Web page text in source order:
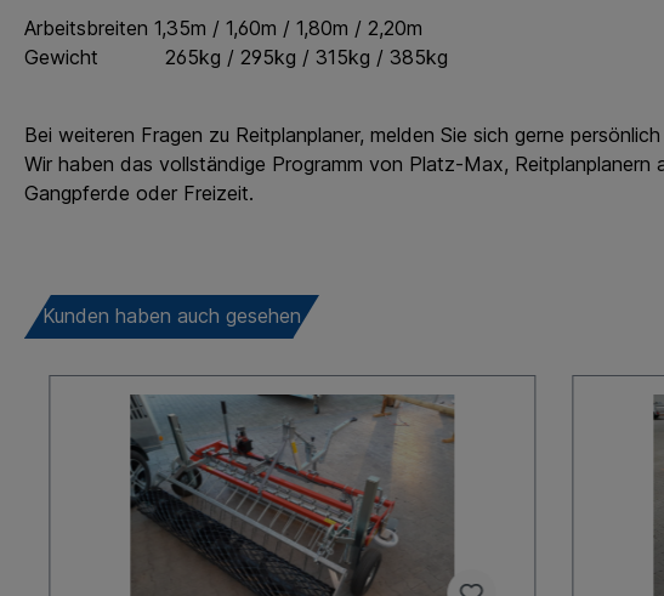
Arbeitsbreiten 1,35m / 1,60m / 1,80m / 2,20m
Gewicht 265kg / 295kg / 315kg / 385kg
Bei weiteren Fragen zu Reitplanplaner, melden Sie sich gerne
Wir haben das vollständige Programm von Platz-Max, Reitplanplanern
Gangpferde oder Freizeit.
Kunden haben auch gesehen